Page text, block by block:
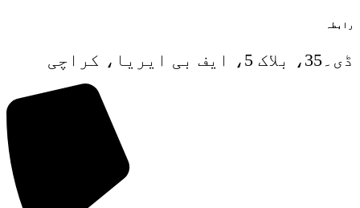
رابطہ
ڈی۔35، بلاک 5، ایف بی ایریا، کراچی